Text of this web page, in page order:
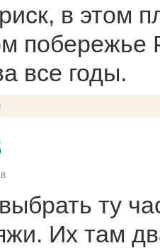
в этом
побережье
все годы.
ту
Их там